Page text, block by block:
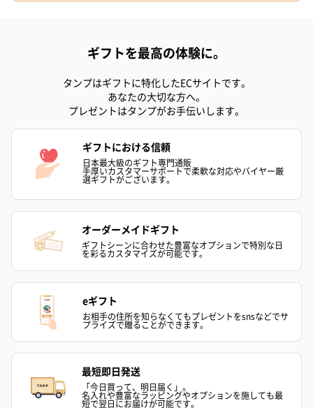
生花のブーケを同梱します。
※9-15時にご注文いただく場合、最短のお届け可能日が通常より
も1日遅くなります。
シーズンブーケ（ひま
わり）（1,880円）
ブーケ（ホワイトグリ
ーン）（1,650円）
ブーケ（ピン
ドライフラワー・プリザーブドフラワー
自然のお花で作ったドライフラワー・プリザーブドフラワーを同
梱します。
一部花材が写真と異なる場合がございます。予めご了承くださ
ギフトを最高の体験に。
タンプはギフトに特化したECサイトです。
あなたの大切な方へ。
プレゼントはタンプがお手伝いします。
ギフトにおける信頼
日本最大級のギフト専門通販
手厚いカスタマーサポートで柔軟な対応やバイヤー厳
選ギフトがございます。
オーダーメイドギフト
ギフトシーンに合わせた豊富なオプションで特別な日
を彩るカスタマイズが可能です。
eギフト
お相手の住所を知らなくてもプレゼントをsnsなどでサ
プライズで贈ることができます。
最短即日発送
「今日買って、明日届く」。
名入れや豊富なラッピングやオプションを施しても最
短で翌日にお届けが可能です。